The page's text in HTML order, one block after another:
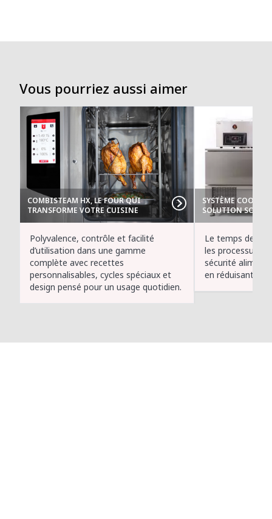
Vous pourriez aussi aimer
COMBISTEAM HX, LE FOUR QUI
TRANSFORME VOTRE CUISINE
Polyvalence, contrôle et facilité
d’utilisation dans une gamme
complète avec recettes
personnalisables, cycles spéciaux et
design pensé pour un usage quotidien.
SYSTÈME
SOLUTION SOUS
Le temps de
les processus
sécurité
en réduisant les